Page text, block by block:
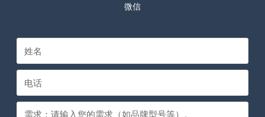
微信